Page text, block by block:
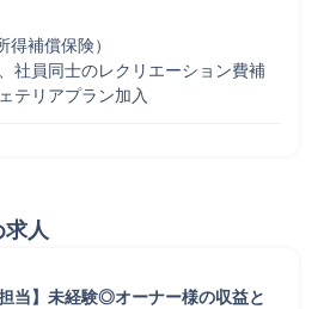
補償保険）
社員同士のレクリエーション費補
テリアプラン加入
求人
当】未経験◎オーナー様の収益と